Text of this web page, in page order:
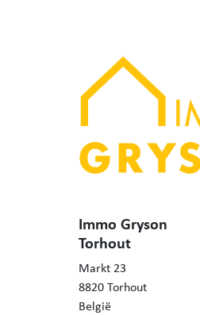
Immo Gryson
Torhout
Markt 23
8820 Torhout
België